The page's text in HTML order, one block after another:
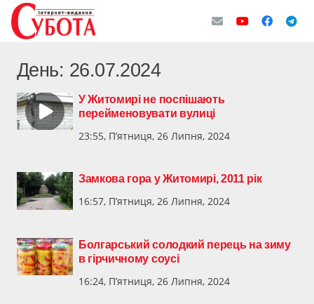
День: 26.07.2024
У Житомирі не поспішають
перейменовувати вулиці
23:55, П’ятниця, 26 Липня, 2024
Замкова гора у Житомирі, 2011 рік
16:57, П’ятниця, 26 Липня, 2024
Болгарський солодкий перець на зиму
в гірчичному соусі
16:24, П’ятниця, 26 Липня, 2024